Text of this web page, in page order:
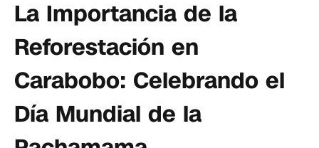
La Importancia de la
Reforestación en
Carabobo: Celebrando el
Día Mundial de la